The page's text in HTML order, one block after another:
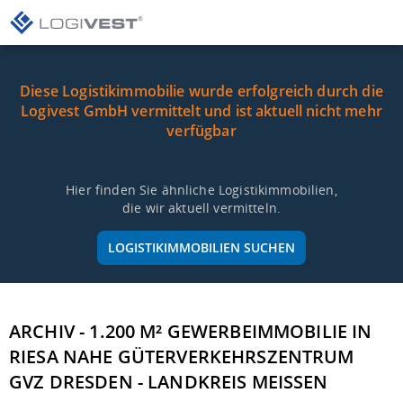
Diese Logistikimmobilie wurde erfolgreich durch die
Logivest GmbH vermittelt und ist aktuell nicht mehr
verfügbar
Hier finden Sie ähnliche Logistikimmobilien,
die wir aktuell vermitteln.
LOGISTIKIMMOBILIEN SUCHEN
ARCHIV - 1.200 M² GEWERBEIMMOBILIE IN
RIESA NAHE GÜTERVERKEHRSZENTRUM
GVZ DRESDEN - LANDKREIS MEISSEN